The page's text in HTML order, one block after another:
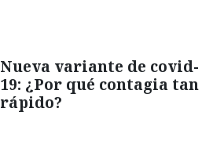
Nueva variante de covid-
19: ¿Por qué contagia tan
rápido?